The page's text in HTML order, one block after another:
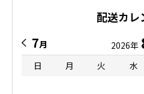
配送カレ
7月 2026年
日
月 火 水